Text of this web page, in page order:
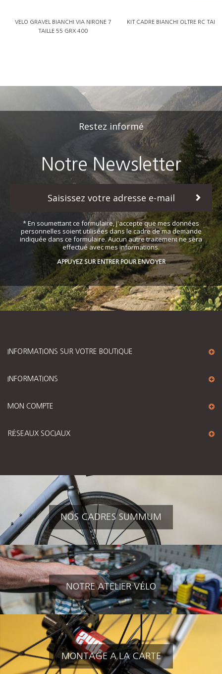
VELO GRAVEL BIANCHI VIA NIRONE 7
TAILLE 55 GRX 400
KIT CADRE BIANCHI OLTRE RC
Restez informé
Notre Newsletter
* En soumettant ce formulaire, j'accepte que mes données
personnelles soient utilisées dans le cadre de ma demande
indiquée dans ce formulaire. Aucun autre traitement ne sera
effectué avec mes informations.
APPUYEZ SUR ENTRER POUR ENVOYER
INFORMATIONS SUR VOTRE BOUTIQUE
INFORMATIONS
MON COMPTE
RÉSEAUX SOCIAUX
NOS CADRES SUMMUM
NOTRE ATELIER VÉLO
MONTAGE A LA CARTE